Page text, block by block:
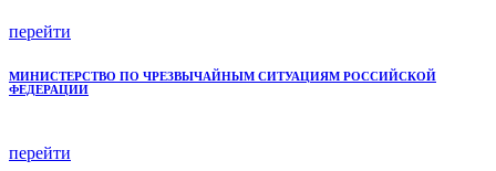
перейти
МИНИСТЕРСТВО ПО ЧРЕЗВЫЧАЙНЫМ СИТУАЦИЯМ РОССИЙСКОЙ
ФЕДЕРАЦИИ
перейти